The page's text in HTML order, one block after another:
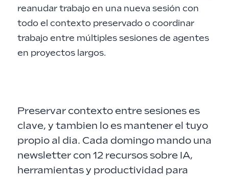
reanudar trabajo en una nueva sesión con
todo el contexto preservado o coordinar
trabajo entre múltiples sesiones de agentes
en proyectos largos.
Preservar contexto entre sesiones es
clave, y tambien lo es mantener el tuyo
propio al dia. Cada domingo mando una
newsletter con 12 recursos sobre IA,
herramientas y productividad para